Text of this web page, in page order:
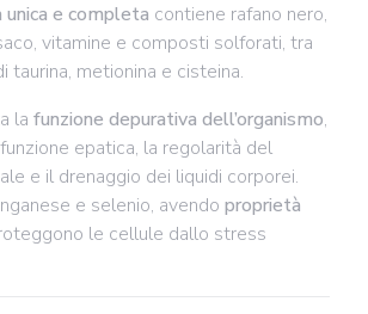
e completa contiene rafano nero,
vitamine e composti solforati, tra
taurina, metionina e cisteina.
la funzione depurativa dell’organismo,
epatica, la regolarità del
e il drenaggio dei liquidi corporei.
e selenio, avendo proprietà
le cellule dallo stress